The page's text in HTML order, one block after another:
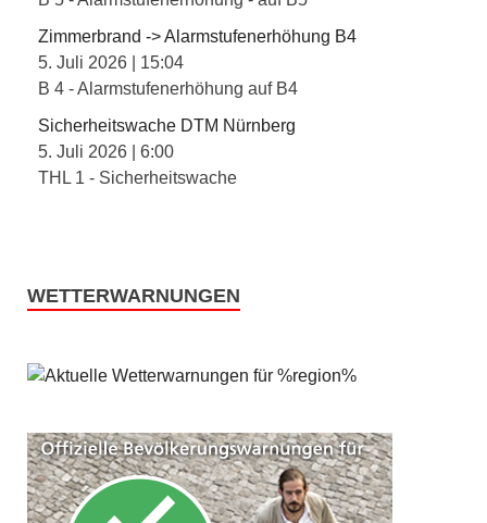
Zimmerbrand -> Alarmstufenerhöhung B4
5. Juli 2026
15:04
B 4 - Alarmstufenerhöhung auf B4
Sicherheitswache DTM Nürnberg
5. Juli 2026
6:00
THL 1 - Sicherheitswache
WETTERWARNUNGEN